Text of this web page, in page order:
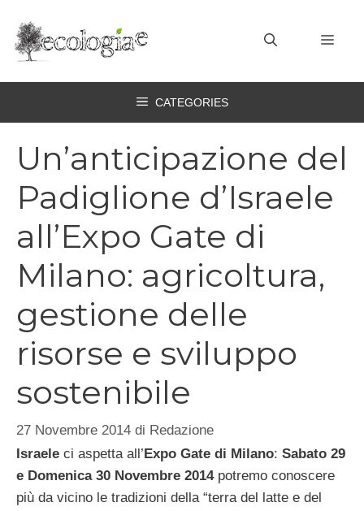
contenuto
CATEGORIES
Un’anticipazione del
Padiglione d’Israele
all’Expo Gate di
Milano: agricoltura,
gestione delle
risorse e sviluppo
sostenibile
27 Novembre 2014 di Redazione
Israele ci aspetta all’Expo Gate di Milano: Sabato 29
e Domenica 30 Novembre 2014potremo conoscere
più da vicino le tradizioni della “terra del latte e del